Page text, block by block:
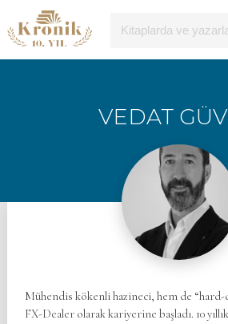
VEDAT
Mühendis kökenli hazineci, hem de “hard-
FX-Dealer olarak kariyerine başladı. 10